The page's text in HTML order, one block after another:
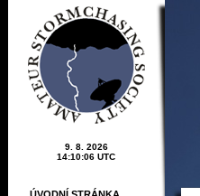
9. 8. 2026
14:10:07 UTC